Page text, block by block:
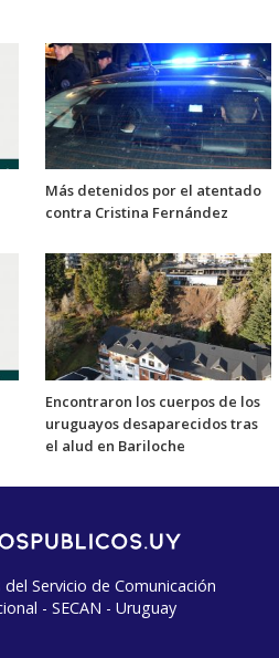
Más detenidos por el atentado
contra Cristina Fernández
Encontraron los cuerpos de los
uruguayos desaparecidos tras
el alud en Bariloche
Servicio de Comunicación
- SECAN - Uruguay